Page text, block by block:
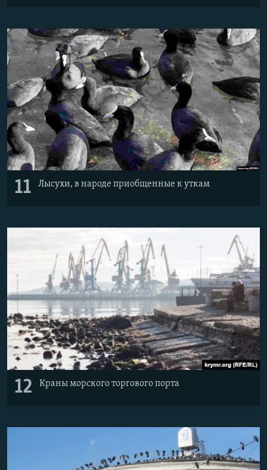
11 Лысухи, в народе приобщенные к уткам
12 Краны морского торгового порта